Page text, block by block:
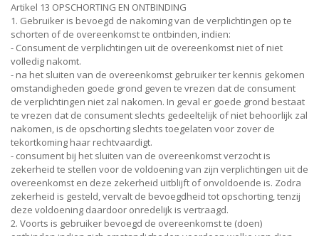
Artikel 13 OPSCHORTING EN ONTBINDING
1. Gebruiker is bevoegd de nakoming van de verplichtingen op te
schorten of de overeenkomst te ontbinden, indien:
- Consument de verplichtingen uit de overeenkomst niet of niet
volledig nakomt.
- na het sluiten van de overeenkomst gebruiker ter kennis gekomen
omstandigheden goede grond geven te vrezen dat de consument
de verplichtingen niet zal nakomen. In geval er goede grond bestaat
te vrezen dat de consument slechts gedeeltelijk of niet behoorlijk zal
nakomen, is de opschorting slechts toegelaten voor zover de
tekortkoming haar rechtvaardigt.
- consument bij het sluiten van de overeenkomst verzocht is
zekerheid te stellen voor de voldoening van zijn verplichtingen uit de
overeenkomst en deze zekerheid uitblijft of onvoldoende is. Zodra
zekerheid is gesteld, vervalt de bevoegdheid tot opschorting, tenzij
deze voldoening daardoor onredelijk is vertraagd.
2. Voorts is gebruiker bevoegd de overeenkomst te (doen)